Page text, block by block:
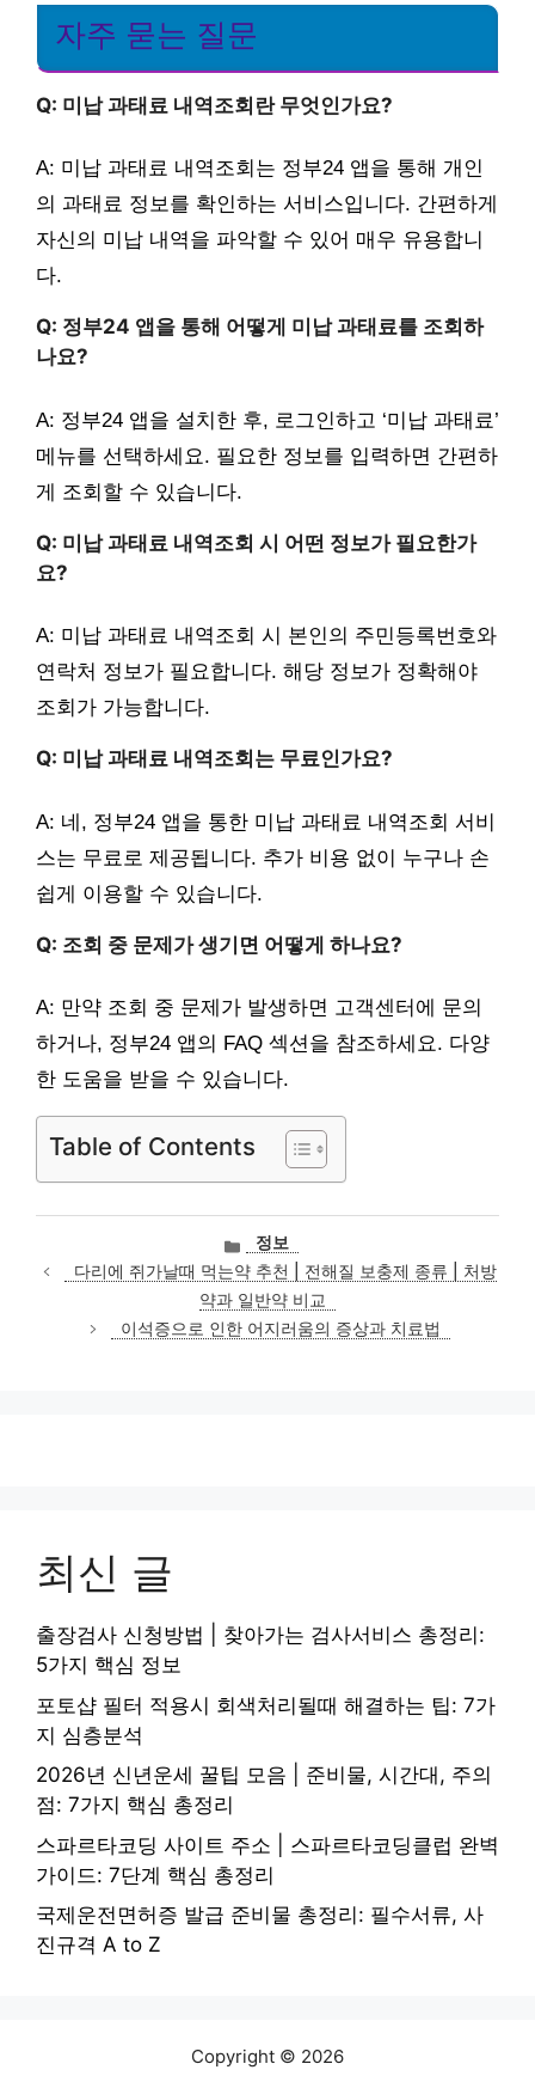
자주 묻는 질문
Q: 미납 과태료 내역조회란 무엇인가요?
A: 미납 과태료 내역조회는 정부24 앱을 통해 개인
의 과태료 정보를 확인하는 서비스입니다. 간편하게
자신의 미납 내역을 파악할 수 있어 매우 유용합니
다.
Q: 정부24 앱을 통해 어떻게 미납 과태료를 조회하
나요?
A: 정부24 앱을 설치한 후, 로그인하고 ‘미납 과태료’
메뉴를 선택하세요. 필요한 정보를 입력하면 간편하
게 조회할 수 있습니다.
Q: 미납 과태료 내역조회 시 어떤 정보가 필요한가
요?
A: 미납 과태료 내역조회 시 본인의 주민등록번호와
연락처 정보가 필요합니다. 해당 정보가 정확해야
조회가 가능합니다.
Q: 미납 과태료 내역조회는 무료인가요?
A: 네, 정부24 앱을 통한 미납 과태료 내역조회 서비
스는 무료로 제공됩니다. 추가 비용 없이 누구나 손
쉽게 이용할 수 있습니다.
Q: 조회 중 문제가 생기면 어떻게 하나요?
A: 만약 조회 중 문제가 발생하면 고객센터에 문의
하거나, 정부24 앱의 FAQ 섹션을 참조하세요. 다양
한 도움을 받을 수 있습니다.
Table of Contents
카
테
고
리
정보
다리에 쥐가날때 먹는약 추천 | 전해질 보충제 종류 | 처방
약과 일반약 비교
이석증으로 인한 어지러움의 증상과 치료법
최신 글
출장검사 신청방법 | 찾아가는 검사서비스 총정리:
5가지 핵심 정보
포토샵 필터 적용시 회색처리될때 해결하는 팁: 7가
지 심층분석
2026년 신년운세 꿀팁 모음 | 준비물, 시간대, 주의
점: 7가지 핵심 총정리
스파르타코딩 사이트 주소 | 스파르타코딩클럽 완벽
가이드: 7단계 핵심 총정리
국제운전면허증 발급 준비물 총정리: 필수서류, 사
진규격 A to Z
Copyright © 2026